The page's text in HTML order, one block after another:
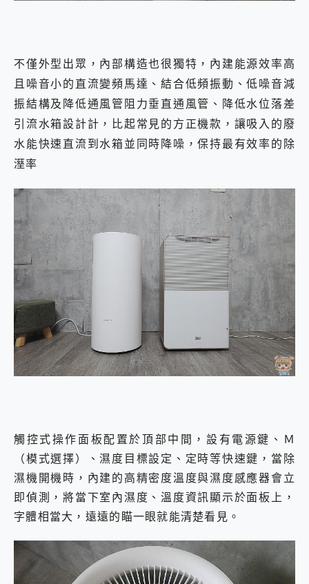
不僅外型出眾，內部構造也很獨特，內建能源效率高
且噪音小的直流變頻馬達、結合低頻振動、低噪音減
振結構及降低通風管阻力垂直通風管、降低水位落差
引流水箱設計計，比起常見的方正機款，讓吸入的廢
水能快速直流到水箱並同時降噪，保持最有效率的除
溼率
觸控式操作面板配置於頂部中間，設有電源鍵、Ｍ
（模式選擇）、濕度目標設定、定時等快速鍵，當除
濕機開機時，內建的高精密度溫度與濕度感應器會立
即偵測，將當下室內濕度、溫度資訊顯示於面板上，
字體相當大，遠遠的瞄一眼就能清楚看見。